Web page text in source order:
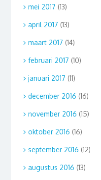
mei 2017 (13)
april 2017 (13)
maart 2017 (14)
februari 2017 (10)
januari 2017 (11)
december 2016 (16)
november 2016 (15)
oktober 2016 (16)
september 2016 (12)
augustus 2016 (13)